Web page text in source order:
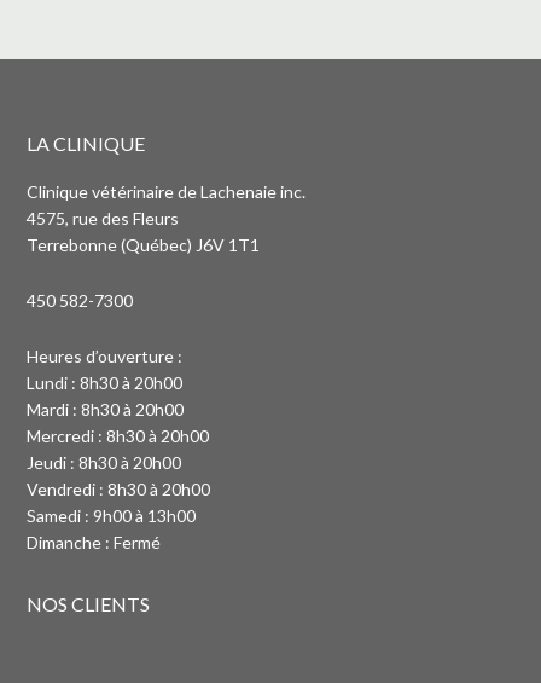
LA CLINIQUE
Clinique vétérinaire de Lachenaie inc.
4575, rue des Fleurs
Terrebonne (Québec) J6V 1T1
450 582-7300
Heures d’ouverture :
Lundi : 8h30 à 20h00
Mardi : 8h30 à 20h00
Mercredi : 8h30 à 20h00
Jeudi : 8h30 à 20h00
Vendredi : 8h30 à 20h00
Samedi : 9h00 à 13h00
Dimanche : Fermé
NOS CLIENTS